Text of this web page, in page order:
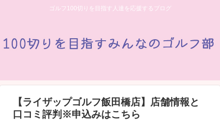
ゴルフ100切りを目指す人達を応援するブログ
【ライザップゴルフ飯田橋店】店舗情報と
口コミ評判※申込みはこちら